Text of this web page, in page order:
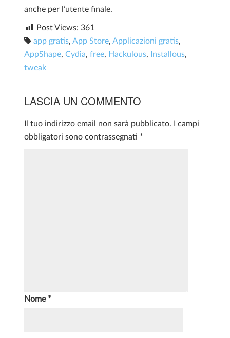
anche per l’utente finale.
Post Views: 361
app gratis, App Store, Applicazioni gratis,
AppShape, Cydia, free, Hackulous, Installous,
tweak
LASCIA UN COMMENTO
Il tuo indirizzo email non sarà pubblicato.
I campi
obbligatori sono contrassegnati *
Nome *